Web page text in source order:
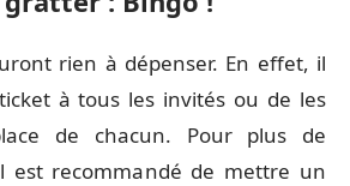
rien à dépenser. En effet, il
ticket à tous les invités ou de les
de chacun. Pour plus de
est recommandé de mettre un